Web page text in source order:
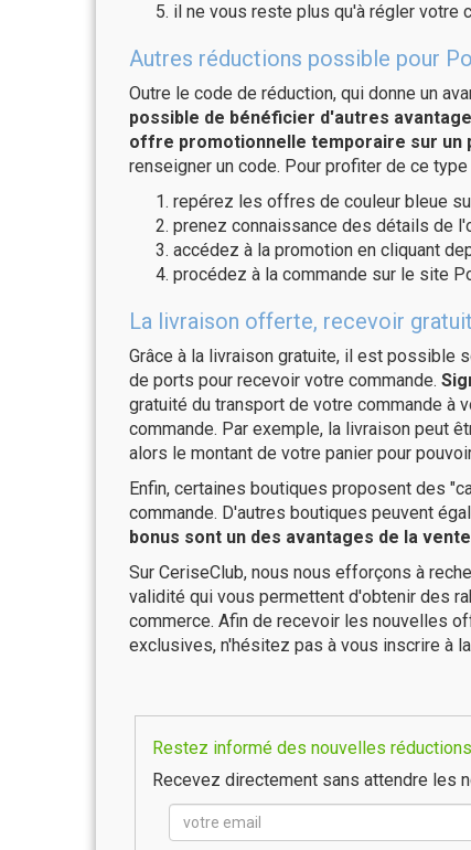
il ne vous reste plus qu'à régler votre
Autres réductions possible pour
Outre le code de réduction, qui donne un
possible de bénéficier d'autres
offre promotionnelle temporaire sur un
renseigner un code. Pour profiter de ce type
repérez les offres de couleur bleue
prenez connaissance des détails de
accédez à la promotion en cliquant
procédez à la commande sur le site
La livraison offerte, recevoir
Grâce à la livraison gratuite, il est possible
de ports pour recevoir votre commande.
gratuité du transport de votre commande à
commande. Par exemple, la livraison peut
alors le montant de votre panier pour
Enfin, certaines boutiques proposent des
commande. D'autres boutiques peuvent
bonus sont un des avantages de la
Sur CeriseClub, nous nous efforçons à
validité qui vous permettent d'obtenir des
commerce. Afin de recevoir les nouvelles
exclusives, n'hésitez pas à vous inscrire à
Restez informé des nouvelles
Recevez directement sans attendre les